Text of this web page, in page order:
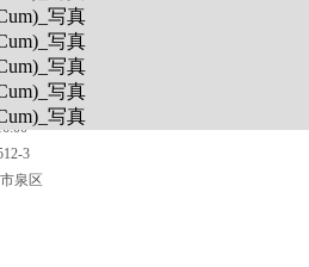
(Cum’Cum)
サポート充実
3
泉区